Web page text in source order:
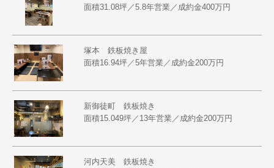
面積31.08坪／5.8年営業／成約金400万円
塚本 鉄板焼き屋
面積16.94坪／5年営業／成約金200万円
新御徒町 鉄板焼き
面積15.049坪／13年営業／成約金200万円
河内天美 鉄板焼き